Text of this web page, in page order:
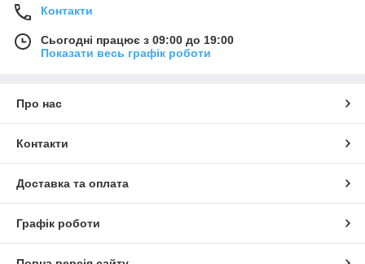
Контакти
Сьогодні працює з 09:00 до 19:00
Показати весь графік роботи
Про нас
Контакти
Доставка та оплата
Графік роботи